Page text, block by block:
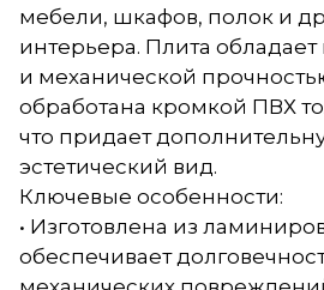
мебели, шкафов, полок и
интерьера. Плита обладает
и механической
обработана кромкой ПВХ
что придает
эстетический вид.
Ключевые особенности:
• Изготовлена из
обеспечивает